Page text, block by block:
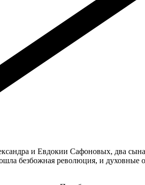
и Евдокии Сафоновых, два
безбожная революция, и духовные